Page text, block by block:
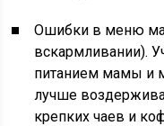
Ошибки в меню
вскармливании).
питанием мамы и
лучше
крепких чаев и